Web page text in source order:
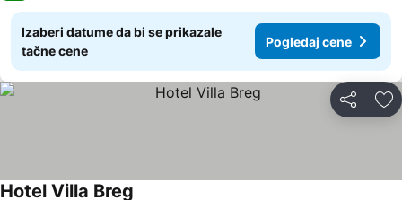
Izaberi datume da bi se prikazale
tačne cene
Pogledaj cene
Deli
Hotel Villa Breg